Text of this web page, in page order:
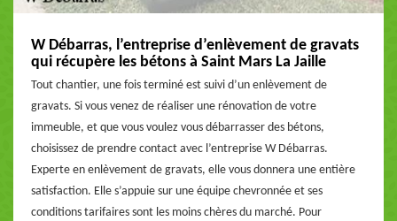
W Débarras, l’entreprise d’enlèvement de gravats
qui récupère les bétons à Saint Mars La Jaille
Tout chantier, une fois terminé est suivi d’un enlèvement de
gravats. Si vous venez de réaliser une rénovation de votre
immeuble, et que vous voulez vous débarrasser des bétons,
choisissez de prendre contact avec l’entreprise W Débarras.
Experte en enlèvement de gravats, elle vous donnera une entière
satisfaction. Elle s’appuie sur une équipe chevronnée et ses
conditions tarifaires sont les moins chères du marché. Pour